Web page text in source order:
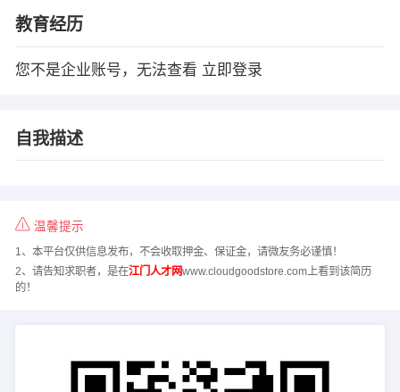
教育经历
您不是企业账号，无法查看 立即登录
自我描述
温馨提示
1、本平台仅供信息发布，不会收取押金、保证金，请微友务必谨慎！
2、请告知求职者，是在江门人才网www.cloudgoodstore.com上看到该简历
的！